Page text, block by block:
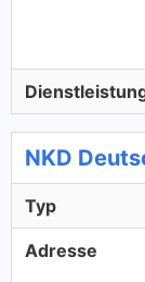
NKD
Typ
Adresse